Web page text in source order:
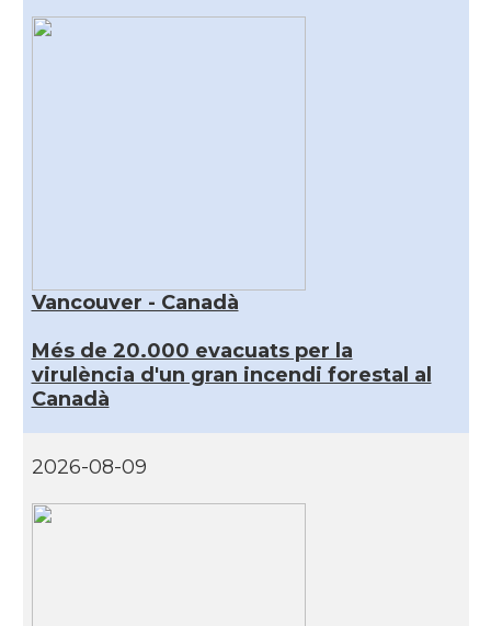
Vancouver - Canadà
Més de 20.000 evacuats per la
virulència d'un gran incendi forestal al
Canadà
2026-08-09